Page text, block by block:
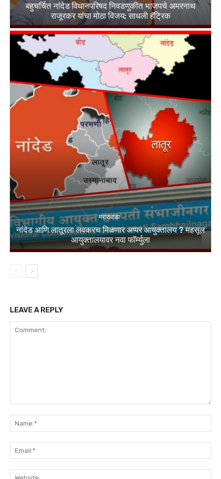
बहुचर्चित नांदेड विधानपरिषद निवडणुकीत भाजपचे अमरनाथ
राजूरकर यांचा मोठा विजय; साधली हॅट्रिक
मराठवाडा
नांदेड आणि लातूरला लवकरच मिळणार अप्पर आयुक्तालय ? महसूल
आयुक्तालयावर नवा फॉर्म्युला
LEAVE A REPLY